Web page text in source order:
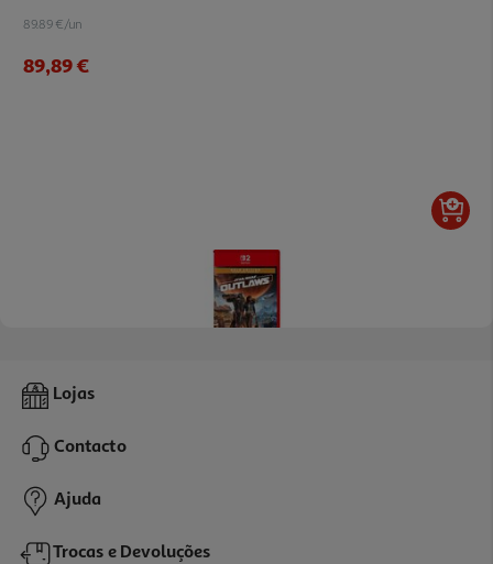
89.89 €/un
89,89 €
Jogo Star Wars Outlaws Switch 2 Gold Edition
61,99 €
Lojas
Contacto
Ajuda
Trocas e Devoluções